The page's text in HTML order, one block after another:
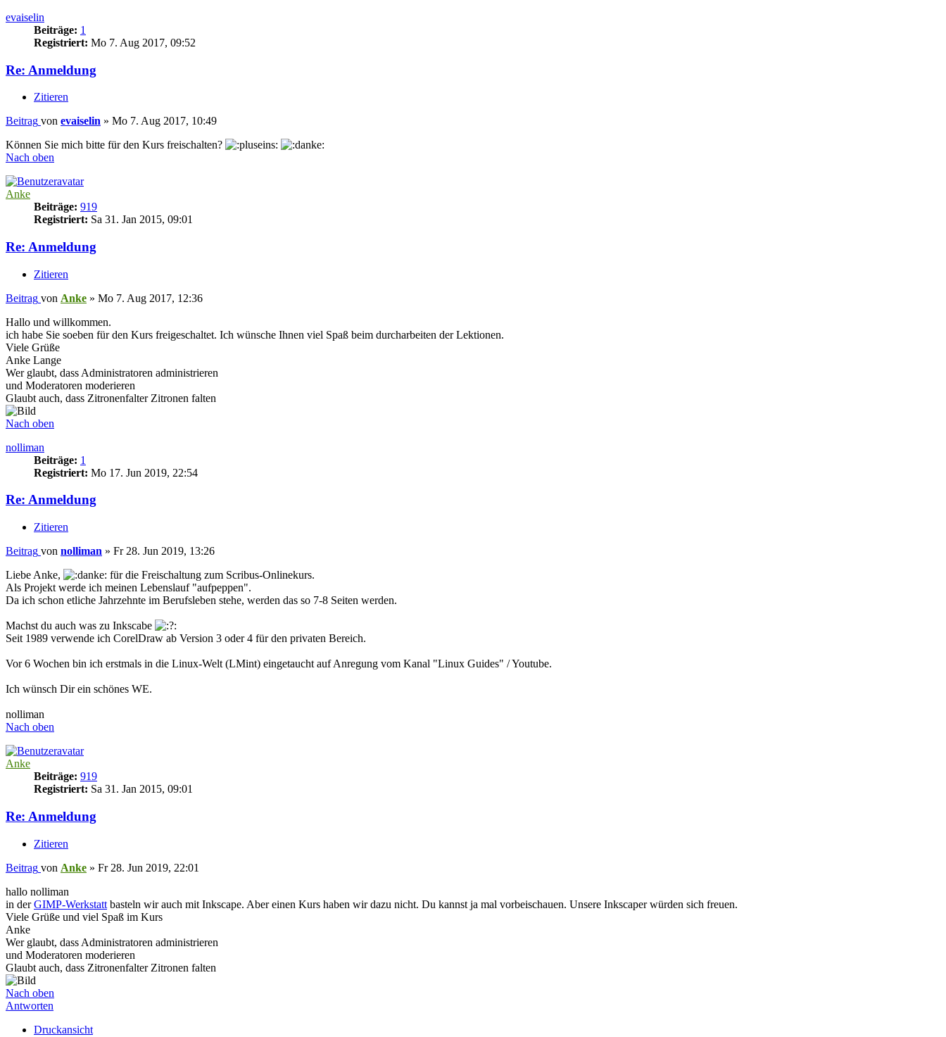
evaiselin
Beiträge: 1
Registriert: Mo 7. Aug 2017, 09:52
Re: Anmeldung
Zitieren
Beitrag von evaiselin » Mo 7. Aug 2017, 10:49
Können Sie mich bitte für den Kurs freischalten?
Nach oben
Anke
Beiträge: 919
Registriert: Sa 31. Jan 2015, 09:01
Re: Anmeldung
Zitieren
Beitrag von Anke » Mo 7. Aug 2017, 12:36
Hallo und willkommen.
ich habe Sie soeben für den Kurs freigeschaltet. Ich wünsche Ihnen viel Spaß beim durcharbeiten der Lektionen.
Viele Grüße
Anke Lange
Wer glaubt, dass Administratoren administrieren
und Moderatoren moderieren
Glaubt auch, dass Zitronenfalter Zitronen falten
Nach oben
nolliman
Beiträge: 1
Registriert: Mo 17. Jun 2019, 22:54
Re: Anmeldung
Zitieren
Beitrag von nolliman » Fr 28. Jun 2019, 13:26
Liebe Anke,
für die Freischaltung zum Scribus-Onlinekurs.
Als Projekt werde ich meinen Lebenslauf "aufpeppen".
Da ich schon etliche Jahrzehnte im Berufsleben stehe, werden das so 7-8 Seiten werden.
Machst du auch was zu Inkscabe
Seit 1989 verwende ich CorelDraw ab Version 3 oder 4 für den privaten Bereich.
Vor 6 Wochen bin ich erstmals in die Linux-Welt (LMint) eingetaucht auf Anregung vom Kanal "Linux Guides" / Youtube.
Ich wünsch Dir ein schönes WE.
nolliman
Nach oben
Anke
Beiträge: 919
Registriert: Sa 31. Jan 2015, 09:01
Re: Anmeldung
Zitieren
Beitrag von Anke » Fr 28. Jun 2019, 22:01
hallo nolliman
in derGIMP-Werkstatt basteln wir auch mit Inkscape. Aber einen Kurs haben wir dazu nicht. Du kannst ja mal vorbeischauen. Unsere Inkscaper würden sich freuen.
Viele Grüße und viel Spaß im Kurs
Anke
Wer glaubt, dass Administratoren administrieren
und Moderatoren moderieren
Glaubt auch, dass Zitronenfalter Zitronen falten
Nach oben
Antworten
Druckansicht